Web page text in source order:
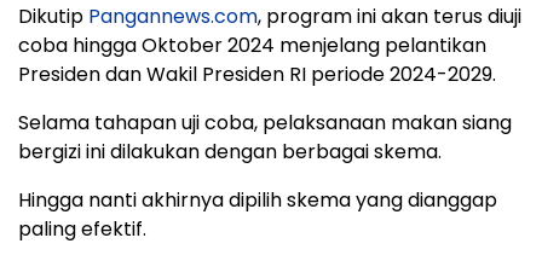
Dikutip Pangannews.com, program ini akan terus diuji
coba hingga Oktober 2024 menjelang pelantikan
Presiden dan Wakil Presiden RI periode 2024-2029.
Selama tahapan uji coba, pelaksanaan makan siang
bergizi ini dilakukan dengan berbagai skema.
Hingga nanti akhirnya dipilih skema yang dianggap
paling efektif.